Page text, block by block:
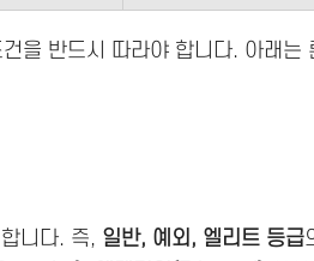
을 반드시 따라야 합니다. 아래는
니다. 즉, 일반, 예외, 엘리트 등급